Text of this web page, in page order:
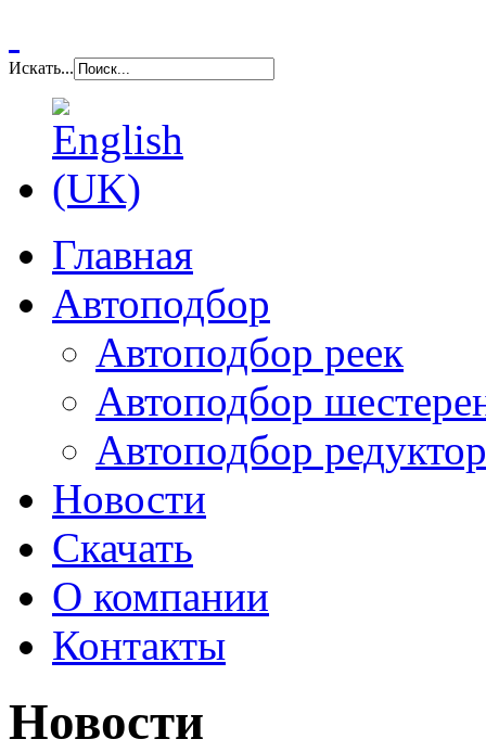
Искать...
Главная
Автоподбор
Автоподбор реек
Автоподбор
Автоподбор
Новости
Скачать
О компании
Контакты
Новости